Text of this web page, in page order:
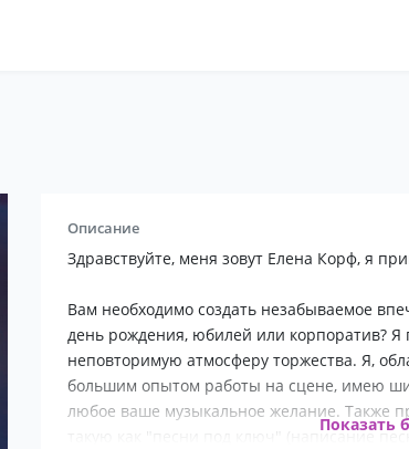
Описание
Здравствуйте, меня зовут Елена Корф, я
Вам необходимо создать незабываемое
день рождения, юбилей или корпоратив? Я
неповторимую атмосферу торжества. Я,
большим опытом работы на сцене, имею
любое ваше музыкальное желание. Также
такую как "песни под ключ" (написание
Показать